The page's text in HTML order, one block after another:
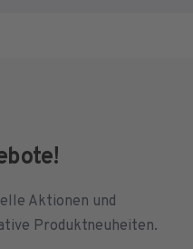
Aktionen und
Produktneuheiten.